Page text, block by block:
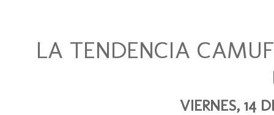
LA TENDENCIA
VIERNES, 14